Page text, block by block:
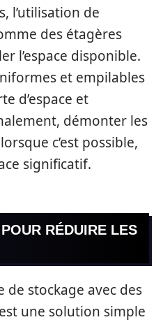
l’utilisation de
des étagères
l’espace disponible.
et empilables
d’espace et
démonter les
c’est possible,
significatif.
RÉDUIRE LES
de stockage avec des
une solution simple